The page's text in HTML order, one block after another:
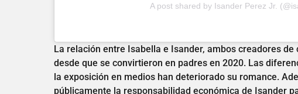
A post shared by Isander Perez Jr.
La relación entre Isabella e Isander, ambos creadores
desde que se convirtieron en padres en 2020. Las
la exposición en medios han deteriorado su romance.
públicamente la responsabilidad económica de Isander